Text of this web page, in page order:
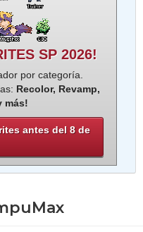
SP 2026!
por categoría.
Recolor, Revamp,
más!
antes del 8 de